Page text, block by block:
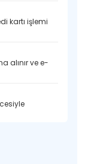
kartı işlemi
alınır ve e-